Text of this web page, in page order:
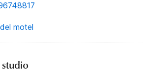
motel
studio